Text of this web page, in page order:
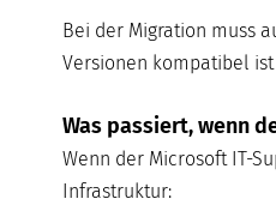
Bei der Migration muss
Versionen kompatibel
Was passiert, wenn
Wenn der Microsoft IT-
Infrastruktur: